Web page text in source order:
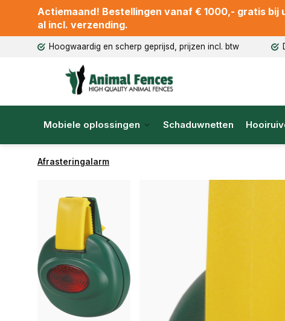
Actiemaand! Bestellingen vanaf € 1000,- gratis
al incl. verzending.
Hoogwaardig en scherp geprijsd, prijzen incl. btw
Mobiele oplossingen Schaduwnetten
Afrasteringalarm